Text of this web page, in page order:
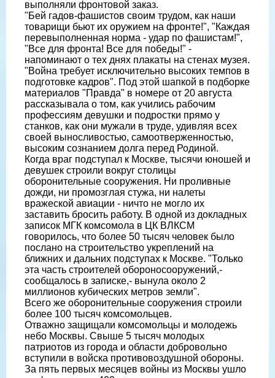
выполняли фронтовой заказ.
"Бей гадов-фашистов своим трудом, как наши
товарищи бьют их оружием на фронте!", "Каждая
перевыполненная норма - удар по фашистам!",
"Все для фронта! Все для победы!" -
напоминают о тех днях плакаты на стенах музея.
"Война требует исключительно высоких темпов в
подготовке кадров". Под этой шапкой в подборке
материалов "Правда" в номере от 20 августа
рассказывала о том, как учились рабочим
профессиям девушки и подростки прямо у
станков, как они мужали в труде, удивляя всех
своей выносливостью, самоотверженностью,
высоким сознанием долга перед Родиной.
Когда враг подступал к Москве, тысячи юношей и
девушек строили вокруг столицы
оборонительные сооружения. Ни проливные
дожди, ни промозглая стужа, ни налеты
вражеской авиации - ничто не могло их
заставить бросить работу. В одной из докладных
записок МГК комсомола в ЦК ВЛКСМ
говорилось, что более 50 тысяч человек было
послано на строительство укреплений на
ближних и дальних подступах к Москве. "Только
эта часть строителей обороносооружений,-
сообщалось в записке,- вынула около 2
миллионов кубических метров земли".
Всего же оборонительные сооружения строили
более 100 тысяч комсомольцев.
Отважно защищали комсомольцы и молодежь
небо Москвы. Свыше 5 тысяч молодых
патриотов из города и области добровольно
вступили в войска противовоздушной обороны.
За пять первых месяцев войны из Москвы ушло